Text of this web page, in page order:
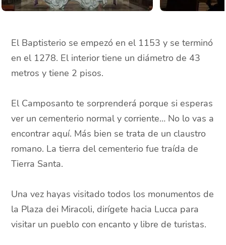
El Baptisterio se empezó en el 1153 y se terminó
en el 1278. El interior tiene un diámetro de 43
metros y tiene 2 pisos.
El Camposanto te sorprenderá porque si esperas
ver un cementerio normal y corriente… No lo vas a
encontrar aquí. Más bien se trata de un claustro
romano. La tierra del cementerio fue traída de
Tierra Santa.
Una vez hayas visitado todos los monumentos de
la Plaza dei Miracoli, dirígete hacia Lucca para
visitar un pueblo con encanto y libre de turistas.